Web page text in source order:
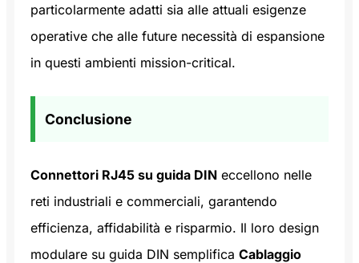
particolarmente adatti sia alle attuali esigenze
operative che alle future necessità di espansione
in questi ambienti mission-critical.
Conclusione
Connettori RJ45 su guida DIN eccellono nelle
reti industriali e commerciali, garantendo
efficienza, affidabilità e risparmio. Il loro design
modulare su guida DIN semplifica Cablaggio